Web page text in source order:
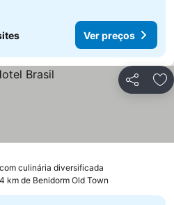
Ver preços
Partilhar
culinária diversificada
km de Benidorm Old Town